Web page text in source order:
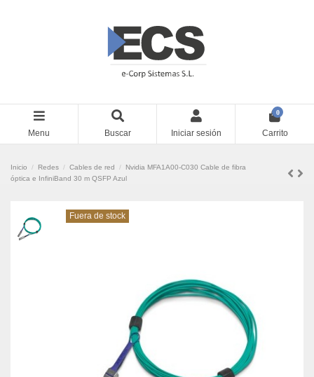
Menu Buscar Iniciar sesión
0
Carrito
Inicio Redes Cables de red
Nvidia MFA1A00-C030 Cable de fibra
óptica e InfiniBand 30 m QSFP Azul
Fuera de stock